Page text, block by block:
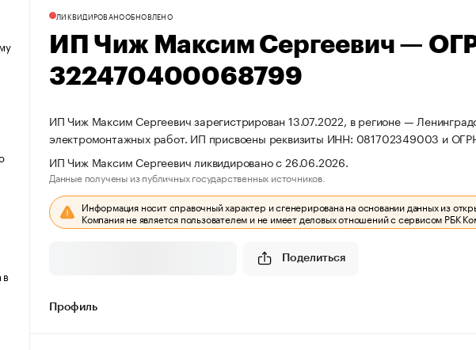
в
ЛИКВИДИРОВАНООБНОВЛЕНО
ИП Чиж Максим Сергеевич —
322470400068799
ИП Чиж Максим Сергеевич зарегистрирован 13.07.2022, в регионе —
электромонтажных работ. ИП присвоены реквизиты ИНН: 081702349003 и
ИП Чиж Максим Сергеевич ликвидировано с 26.06.2026.
Данные получены из публичных государственных источников.
Информация носит справочный характер и сгенерирована на основании данных из
Компания не является пользователем и не имеет деловых отношений с сервисом РБК
Поделиться
Профиль